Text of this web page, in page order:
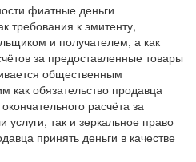
фиатные деньги
требования к эмитенту,
и получателем, а как
за предоставленные товары
общественным
как обязательство продавца
расчёта за
так и зеркальное право
принять деньги в качестве